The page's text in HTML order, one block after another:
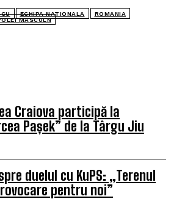
Craiova participă la
Pașek” de la Târgu Jiu
duelul cu KuPS: „Terenul
pentru noi”
ECHIPA NATIONALA
ROMANIA
MASCULN